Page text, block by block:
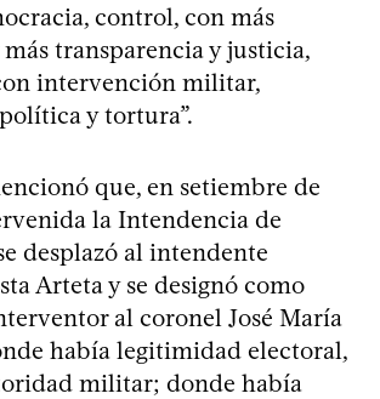
control, con más
transparencia y justicia,
intervención militar,
y tortura”.
que, en setiembre de
la Intendencia de
desplazó al intendente
Arteta y se designó como
al coronel José María
había legitimidad electoral,
militar; donde había